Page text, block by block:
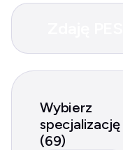
Wybierz
specjalizację
(69)